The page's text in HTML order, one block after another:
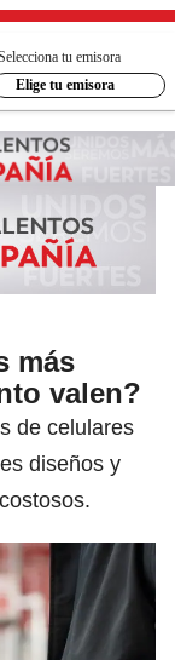
tu emisora
Elige tu emisora
más
valen?
de celulares
diseños y